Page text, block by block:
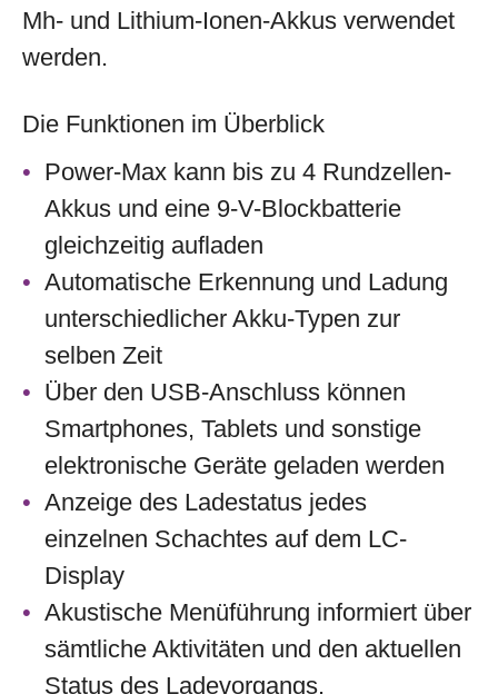
Mh- und Lithium-Ionen-Akkus verwendet
werden.
Die Funktionen im Überblick
Power-Max kann bis zu 4 Rundzellen-
Akkus und eine 9-V-Blockbatterie
gleichzeitig aufladen
Automatische Erkennung und Ladung
unterschiedlicher Akku-Typen zur
selben Zeit
Über den USB-Anschluss können
Smartphones, Tablets und sonstige
elektronische Geräte geladen werden
Anzeige des Ladestatus jedes
einzelnen Schachtes auf dem LC-
Display
Akustische Menüführung informiert über
sämtliche Aktivitäten und den aktuellen
Status des Ladevorgangs.